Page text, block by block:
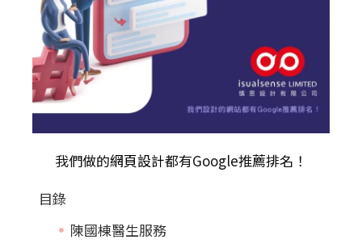
我們做的網頁設計都有Google推薦排名！
目錄
陳國棟醫生服務